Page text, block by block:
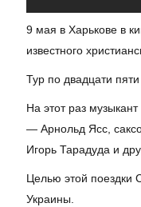
9 мая в Харькове в
известного
Тур по двадцати
На этот раз
— Арнольд Ясс,
Игорь Тарадуда и
Целью этой поездки
Украины.